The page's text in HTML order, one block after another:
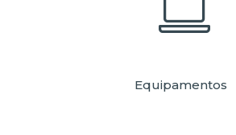
Equipamentos